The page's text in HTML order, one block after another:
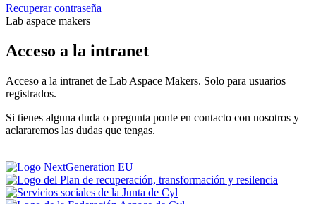
Recuperar contraseña
Lab aspace makers
Acceso a la intranet
Acceso a la intranet de Lab Aspace Makers. Solo para usuarios
registrados.
Si tienes alguna duda o pregunta ponte en contacto con nosotros y
aclararemos las dudas que tengas.